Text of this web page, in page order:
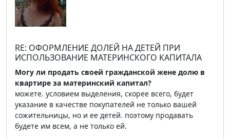
RE: ОФОРМЛЕНИЕ ДОЛЕЙ НА ДЕТЕЙ ПРИ
ИСПОЛЬЗОВАНИЕ МАТЕРИНСКОГО КАПИТАЛА
Могу ли продать своей гражданской жене долю в
квартире за материнский капитал?
можете. условием выделения, скорее всего, будет
указание в качестве покупателей не только вашей
сожительницы, но и ее детей. поэтому продавать
будете им всем, а не только ей.